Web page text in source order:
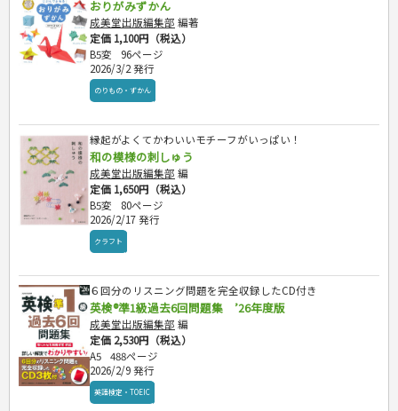
おりがみずかん
成美堂出版編集部 編著
定価 1,100円（税込）
B5変
96ページ
2026/3/2 発行
のりもの・ずかん
縁起がよくてかわいいモチーフがいっぱい！
和の模様の刺しゅう
成美堂出版編集部 編
定価 1,650円（税込）
B5変
80ページ
2026/2/17 発行
クラフト
６回分のリスニング問題を完全収録したCD付き
英検®準1級過去6回問題集 ’26年度版
成美堂出版編集部 編
定価 2,530円（税込）
A5
488ページ
2026/2/9 発行
英語検定・TOEIC